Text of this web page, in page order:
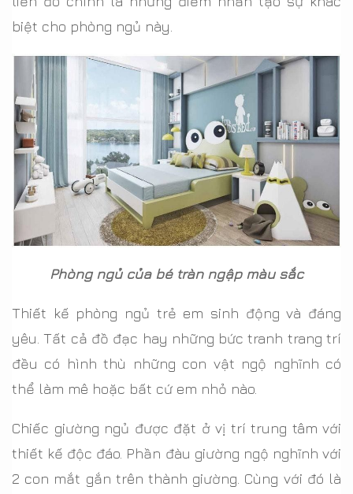
biệt cho phòng ngủ này.
Phòng ngủ của bé tràn ngập màu sắc
Thiết kế phòng ngủ trẻ em sinh động và đáng
yêu. Tất cả đồ đạc hay những bức tranh trang trí
đều có hình thù những con vật ngộ nghĩnh có
thể làm mê hoặc bất cứ em nhỏ nào.
Chiếc giường ngủ được đặt ở vị trí trung tâm với
thiết kế độc đáo. Phần đàu giường ngộ nghĩnh với
2 con mắt gắn trên thành giường. Cùng với đó là